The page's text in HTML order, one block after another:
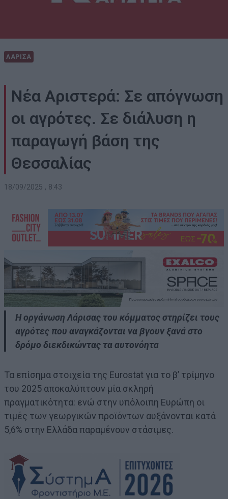
ΛΑΡΙΣΑ
Νέα Αριστερά: Σε απόγνωση
οι αγρότες. Σε διάλυση η
παραγωγή βάση της
Θεσσαλίας
18/09/2025 , 8:43
Η οργάνωση Λάρισας του κόμματος στηρίζει τους
αγρότες που αναγκάζονται να βγουν ξανά στο
δρόμο διεκδικώντας τα αυτονόητα
Τα επίσημα στοιχεία της Eurostat για το β’ τρίμηνο
του 2025 αποκαλύπτουν μία σκληρή
πραγματικότητα: ενώ στην υπόλοιπη Ευρώπη οι
τιμές των γεωργικών προϊόντων αυξάνονται κατά
5,6% στην Ελλάδα παραμένουν στάσιμες.